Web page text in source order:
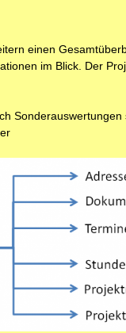
einen
im Blick. Der
Sonderauswertungen